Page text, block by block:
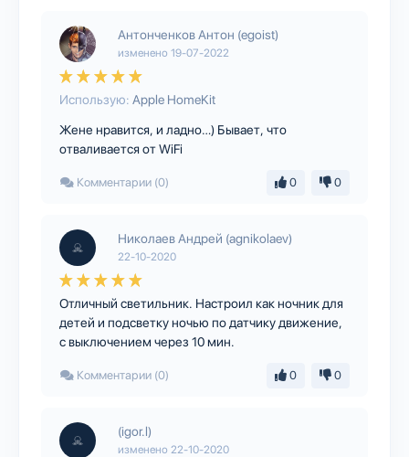
Антонченков Антон (egoist)
изменено 19-07-2022
Использую: Apple HomeKit
Жене нравится, и ладно…) Бывает, что
отваливается от WiFi
Комментарии (0) 0 0
Николаев Андрей (agnikolaev)
22-10-2020
Отличный светильник. Настроил как ночник для
детей и подсветку ночью по датчику движение,
с выключением через 10 мин.
Комментарии (0) 0 0
(igor.l)
изменено 22-10-2020